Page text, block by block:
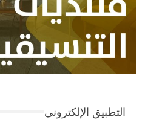
التطبيق الإلكتروني